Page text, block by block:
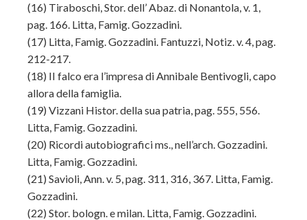
(16) Tiraboschi, Stor. dell’ Abaz. di Nonantola, v. 1,
pag. 166. Litta, Famig. Gozzadini.
(17) Litta, Famig. Gozzadini. Fantuzzi, Notiz. v. 4, pag.
212-217.
(18) II falco era l’impresa di Annibale Bentivogli, capo
allora della famiglia.
(19) Vizzani Histor. della sua patria, pag. 555, 556.
Litta, Famig. Gozzadini.
(20) Ricordi autobiografici ms., nell’arch. Gozzadini.
Litta, Famig. Gozzadini.
(21) Savioli, Ann. v. 5, pag. 311, 316, 367. Litta, Famig.
Gozzadini.
(22) Stor. bologn. e milan. Litta, Famig. Gozzadini.